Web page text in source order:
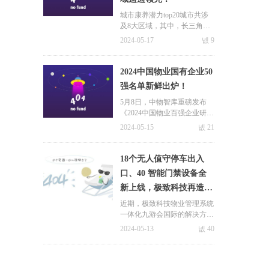
城市康养潜力top20城市共涉
及8大区域，其中，长三角区
域城市有7个，分别为上海、
波、南通，占top20城市比重
达到35%。其次是粤港澳大湾
区，包括广州、深圳、福州3
个城市。
넶 9
2024-05-17
2024中国物业国有企业50
强名单新鲜出炉！
5月8日，中物智库重磅发布
《2024中国物业百强企业研究
报告》，同期揭晓 “2024中国
业”、“2024中国物业国有企业
50强”、“2024中国物业高品质
服务力百强企业”、“2024中国
物业社区服务品牌企业” 及系
列专项榜单。
넶 21
2024-05-15
18个无人值守停车出入
口、40 智能门禁设备全
新上线，极致科技再造新
标杆！
近期，极致科技物业管理系统
一体化九游会国际的解决方案
实战案例再添一员实力悍将
公司（以下简称“厚德物
넶 40
2024-05-13
九游会国际的简介
荣誉与资质
关于极致